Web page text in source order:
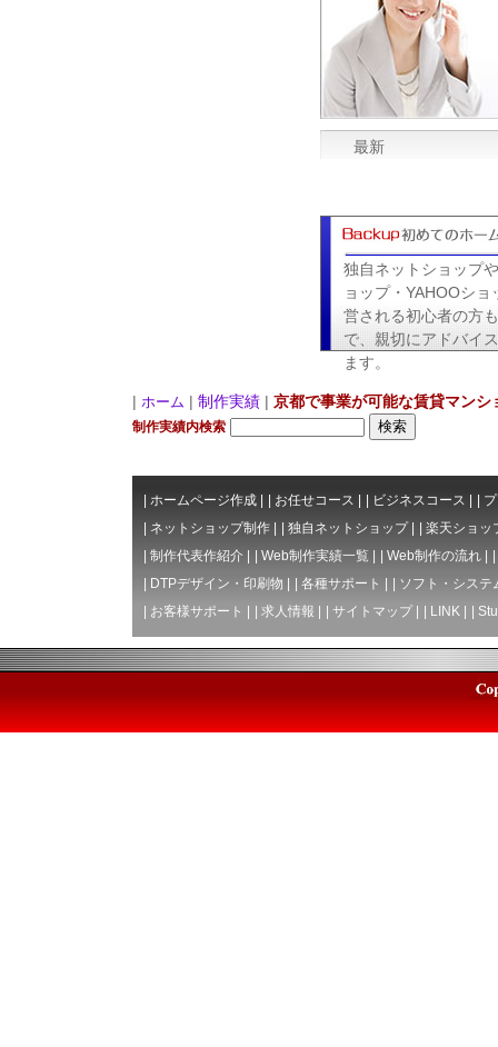
最新
独自ネットショップ
ョップ・YAHOOショ
営される初心者の方
で、親切にアドバイ
ます。
| ホーム | 制作実績 | 京都で事業が可能な賃貸マン
制作実績内検索
ホームページ作成| お任せコース ビジネスコース
ネットショップ制作| 独自ネットショップ|
楽天ショッ
制作代表作紹介| Web制作実績一覧 Web制作の流れ|
DTPデザイン・印刷物 各種サポート
ソフト・システ
お客様サポート 求人情報 サイトマップ| LINK|